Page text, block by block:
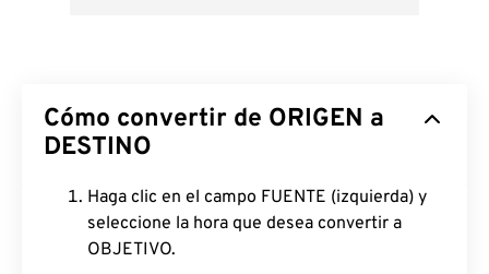
Cómo convertir de ORIGEN a
DESTINO
Haga clic en el campo FUENTE (izquierda) y
seleccione la hora que desea convertir a
OBJETIVO.